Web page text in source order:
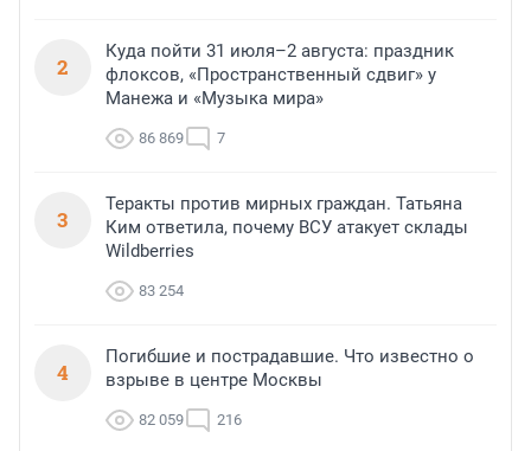
2
Куда пойти 31 июля–2 августа: праздник
флоксов, «Пространственный сдвиг» у
Манежа и «Музыка мира»
86 869 7
3
Теракты против мирных граждан. Татьяна
Ким ответила, почему ВСУ атакует склады
Wildberries
83 254
4
Погибшие и пострадавшие. Что известно о
взрыве в центре Москвы
82 059 216